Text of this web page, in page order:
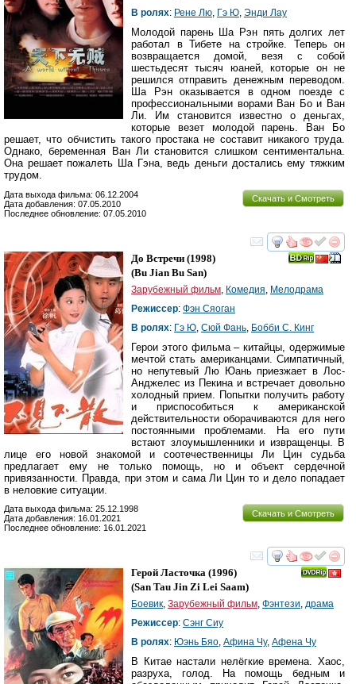
В ролях: Рене Лю, Гэ Ю, Энди Лау
Молодой парень Ша Рэн пять долгих лет
работал в Тибете на стройке. Теперь он
возвращается домой, везя с собой
шестьдесят тысяч юаней, которые он не
решился отправить денежным переводом.
Ша Рэн оказывается в одном поезде с
профессиональными ворами Ван Бо и Ван
Ли. Им становится известно о деньгах,
которые везет молодой парень. Ван Бо
решает, что обчистить такого простака не составит никакого труда.
Однако, беременная Ван Ли становится слишком сентиментальна.
Она решает пожалеть Ша Гэна, ведь деньги достались ему тяжким
трудом.
Скачать и Смотреть
Дата выхода фильма: 06.12.2004
Дата добавления: 07.05.2010
Последнее обновление: 07.05.2010
смотреть
До Встречи (1998)
(Bu Jian Bu San)
Зарубежный фильм Комедия Мелодрама
Режиссер: Фэн Сяоган
В ролях: Гэ Ю Сюй Фань Бобби С. Кинг
Герои этого фильма – китайцы, одержимые
мечтой стать американцами. Симпатичный,
но непутевый Лю Юань приезжает в Лос-
Анджелес из Пекина и встречает довольно
холодный прием. Попытки получить работу
и приспособиться к американской
действительности оборачиваются для него
постоянными проблемами. На его пути
встают злоумышленники и извращенцы. В
лице его новой знакомой и соотечественницы Ли Цин судьба
предлагает ему не только помощь, но и объект сердечной
привязанности. Правда, при этом и сама Ли Цин то и дело попадает
в неловкие ситуации.
Скачать и Смотреть
Дата выхода фильма: 25.12.1998
Дата добавления: 16.01.2021
Последнее обновление: 16.01.2021
смотреть
Герой Ласточка (1996)
(San Tau Jin Zi Lei Saam)
Боевик, Зарубежный фильм, Фэнтези, драма
Режиссер: Сэнг Сиу
В ролях: Юэнь Бяо, Афина Чу, Афена Чу
В Китае настали нелёгкие времена. Хаос,
разруха, голод. На помощь бедным и